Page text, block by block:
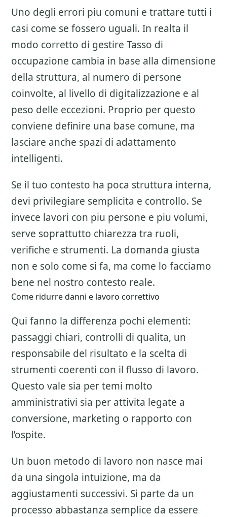
Uno degli errori piu comuni e trattare tutti i
casi come se fossero uguali. In realta il
modo corretto di gestire Tasso di
occupazione cambia in base alla dimensione
della struttura, al numero di persone
coinvolte, al livello di digitalizzazione e al
peso delle eccezioni. Proprio per questo
conviene definire una base comune, ma
lasciare anche spazi di adattamento
intelligenti.
Se il tuo contesto ha poca struttura interna,
devi privilegiare semplicita e controllo. Se
invece lavori con piu persone e piu volumi,
serve soprattutto chiarezza tra ruoli,
verifiche e strumenti. La domanda giusta
non e solo come si fa, ma come lo facciamo
bene nel nostro contesto reale.
Come ridurre danni e lavoro correttivo
Qui fanno la differenza pochi elementi:
passaggi chiari, controlli di qualita, un
responsabile del risultato e la scelta di
strumenti coerenti con il flusso di lavoro.
Questo vale sia per temi molto
amministrativi sia per attivita legate a
conversione, marketing o rapporto con
l’ospite.
Un buon metodo di lavoro non nasce mai
da una singola intuizione, ma da
aggiustamenti successivi. Si parte da un
processo abbastanza semplice da essere